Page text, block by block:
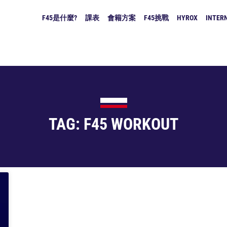
F45是什麼? 課表 會籍方案 F45挑戰 HYROX
TAG: F45 WORKOUT